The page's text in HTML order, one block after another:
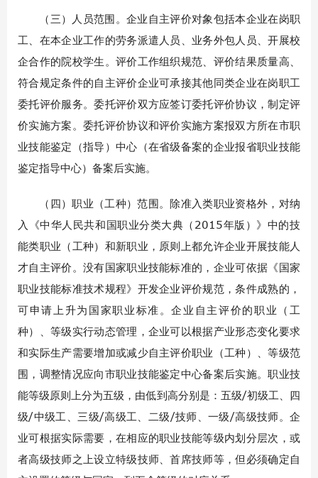
（三）人员范围。企业自主评价对象包括本企业在岗职
工、在本企业工作的劳务派遣人员、业务外包人员、开展校
企合作的院校学生。评价工作组织规范、评价结果质量高、
符合规定条件的自主评价企业可承接其他同类企业在岗职工
委托评价服务。委托评价双方应签订委托评价协议，制定评
价实施方案。委托评价协议和评价实施方案报双方所在市职
业技能鉴定（指导）中心（在省级备案的企业报省职业技能
鉴定指导中心）备案后实施。
（四）职业（工种）范围。除准入类职业资格外，对纳
入《中华人民共和国职业分类大典（2015年版）》中的技
能类职业（工种）和新职业，原则上都允许企业开展技能人
才自主评价。没有国家职业技能标准的，企业可依据《国家
职业技能标准技术规程》开发企业评价规范，条件成熟的，
可申请上升为国家职业标准。企业自主评价的职业（工
种）、等级实行动态管理，企业可以根据产业形态变化要求
和实际生产需要增加或减少自主评价职业（工种）、等级范
围，调整情况应向市职业技能鉴定中心备案后实施。职业技
能等级原则上分为五级，由低到高分别是：五级/初级工、四
级/中级工、三级/高级工、二级/技师、一级/高级技师。企
业可根据实际需要，在相应的职业技能等级内划分层次，或
者高级技师之上设立特级技师、首席技师等，但必须确定自